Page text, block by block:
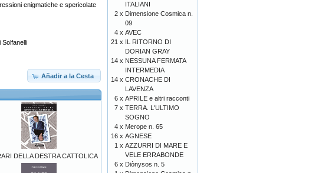
enigmatiche e spericolate
Añadir a la Cesta
DELLA DESTRA CATTOLICA
ITALIANI
2 x Dimensione Cosmica n.
09
4 x AVEC
21 x IL RITORNO DI
DORIAN GRAY
14 x NESSUNA FERMATA
INTERMEDIA
14 x CRONACHE DI
LAVENZA
6 x APRILE e altri racconti
7 x TERRA. L'ULTIMO
SOGNO
4 x Merope n. 65
16 x AGNESE
1 x AZZURRI DI MARE E
VELE ERRABONDE
6 x Diònysos n. 5